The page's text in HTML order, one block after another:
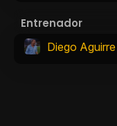
Entrenador
Diego Aguirre